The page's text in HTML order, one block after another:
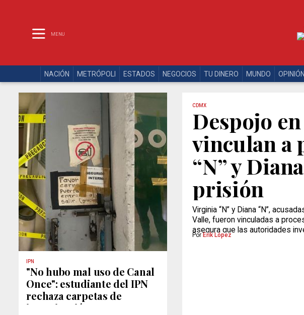
MENU
NACIÓN METRÓPOLI ESTADOS NEGOCIOS TU DINERO MUNDO OPINIÓN
IPN
"No hubo mal uso de Canal
Once": estudiante del IPN
rechaza carpetas de
investigación
CDMX
Despojo
vinculan a
“N” y
prisión
Virginia “N” y Diana “N”,
Valle, fueron vinculadas a
asegura que las autoridades
estaría relacionada una de las
Por Erik López